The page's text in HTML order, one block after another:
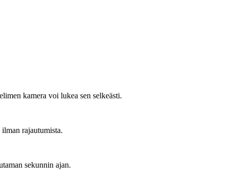
kamera voi lukea sen selkeästi.
rajautumista.
sekunnin ajan.